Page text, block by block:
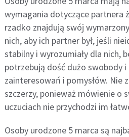
wymagania dotyczące partnera
rzadko znajdują swój
nich, aby ich partner był, jeśli
stabilny i wyrozumiały dla nich,
potrzebują dość dużo swobody i
zainteresowań i pomysłów. Nie
szczerzy, ponieważ mówienie o
uczuciach nie przychodzi im
Osoby urodzone 5 marca są